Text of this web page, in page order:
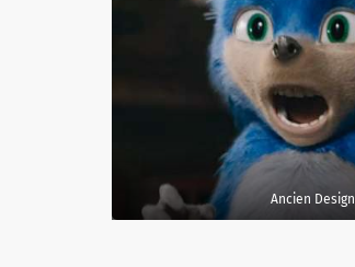
Ancien Design